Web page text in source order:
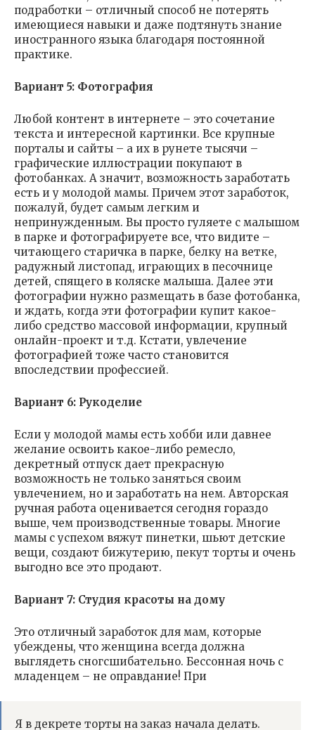
подработки – отличный способ не потерять
имеющиеся навыки и даже подтянуть знание
иностранного языка благодаря постоянной
практике.
Вариант 5: Фотография
Любой контент в интернете – это сочетание
текста и интересной картинки. Все крупные
порталы и сайты – а их в рунете тысячи –
графические иллюстрации покупают в
фотобанках. А значит, возможность заработать
есть и у молодой мамы. Причем этот заработок,
пожалуй, будет самым легким и
непринужденным. Вы просто гуляете с малышом
в парке и фотографируете все, что видите –
читающего старичка в парке, белку на ветке,
радужный листопад, играющих в песочнице
детей, спящего в коляске малыша. Далее эти
фотографии нужно размещать в базе фотобанка,
и ждать, когда эти фотографии купит какое-
либо средство массовой информации, крупный
онлайн-проект и т.д. Кстати, увлечение
фотографией тоже часто становится
впоследствии профессией.
Вариант 6: Рукоделие
Если у молодой мамы есть хобби или давнее
желание освоить какое-либо ремесло,
декретный отпуск дает прекрасную
возможность не только заняться своим
увлечением, но и заработать на нем. Авторская
ручная работа оценивается сегодня гораздо
выше, чем производственные товары. Многие
мамы с успехом вяжут пинетки, шьют детские
вещи, создают бижутерию, пекут торты и очень
выгодно все это продают.
Вариант 7: Студия красоты на дому
Это отличный заработок для мам, которые
убеждены, что женщина всегда должна
выглядеть сногсшибательно. Бессонная ночь с
младенцем – не оправдание! При
Я в декрете торты на заказ начала делать.